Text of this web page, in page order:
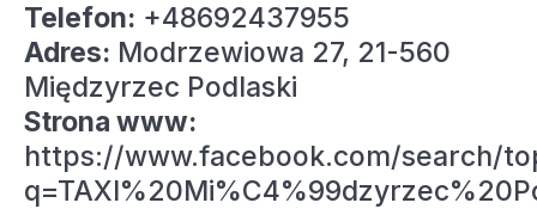
Telefon: +48692437955
Adres: Modrzewiowa 27, 21-560
Międzyrzec Podlaski
Strona www:
https://www.facebook.com/search/